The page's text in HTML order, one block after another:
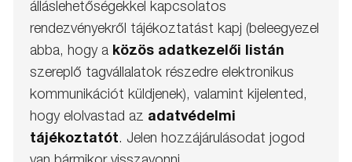
álláslehetőségekkel kapcsolatos
rendezvényekről tájékoztatást kapj (beleegyezel
abba, hogy a közös adatkezelői listán
szereplő tagvállalatok részedre elektronikus
kommunikációt küldjenek), valamint kijelented,
hogy elolvastad az adatvédelmi
tájékoztatót. Jelen hozzájárulásodat jogod